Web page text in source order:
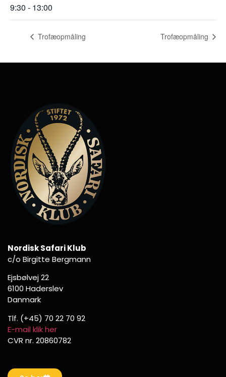
9:30 - 13:00
Trofæopmåling Trofæopmåling
Nordisk Safari Klub
c/o Birgitte Bergmann
Ejsbølvej 22
6100 Haderslev
Danmark
Tlf. (+45) 70 22 70 92
E-mail klik her
CVR nr. 20860782